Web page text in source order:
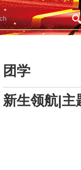
团学
新生领航|主